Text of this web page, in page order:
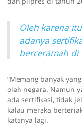
Oleh karena
adanya
berceramah di
“Memang banyak
oleh negara. Namun
ada sertifikasi, tidak
kalau mereka
katanya lagi.